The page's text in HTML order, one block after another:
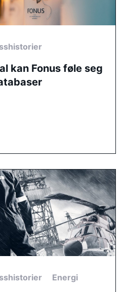
kan Fonus føle seg
Energi